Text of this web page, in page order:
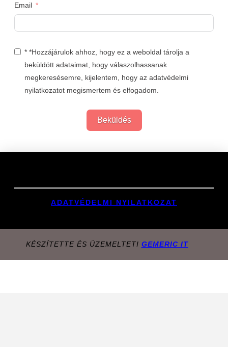
Email
* *Hozzájárulok ahhoz, hogy ez a weboldal tárolja a
beküldött adataimat, hogy válaszolhassanak
megkeresésemre, kijelentem, hogy az adatvédelmi
nyilatkozatot megismertem és elfogadom.
Beküldés
ADATVÉDELMI NYILATKOZAT
KÉSZÍTETTE ÉS ÜZEMELTETI GEMERIC IT